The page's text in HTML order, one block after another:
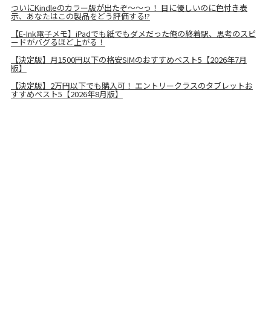
ついにKindleのカラー版が出たぞ～～っ！ 目に優しいのに色付き表
示、あなたはこの製品をどう評価する!?
【E-Ink電子メモ】iPadでも紙でもダメだった俺の終着駅、思考のスピ
ードがバグるほど上がる！
【決定版】月1500円以下の格安SIMのおすすめベスト5【2026年7月
版】
【決定版】2万円以下でも購入可！ エントリークラスのタブレットお
すすめベスト5【2026年8月版】